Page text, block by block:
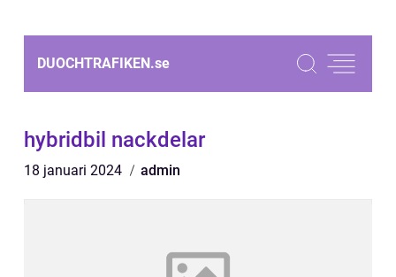
DUOCHTRAFIKEN.se
hybridbil nackdelar
18 januari 2024 admin